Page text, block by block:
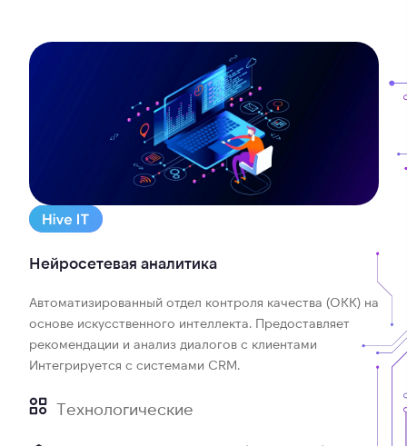
Нейросетевая аналитика
Автоматизированный отдел контроля качества (ОКК) на
основе искусственного интеллекта. Предоставляет
рекомендации и анализ диалогов с клиентами
Интегрируется с системами CRM.
Технологические